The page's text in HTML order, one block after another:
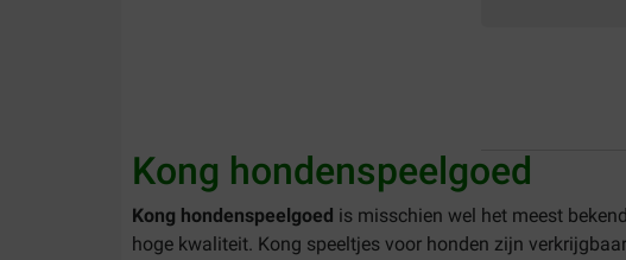
Kong hondenspeelgoed
Kong hondenspeelgoed is misschien wel het meest
hoge kwaliteit. Kong speeltjes voor honden zijn